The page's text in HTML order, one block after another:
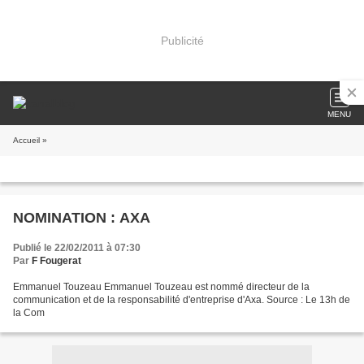
Publicité
MENU
Accueil »
NOMINATION : AXA
Publié le 22/02/2011 à 07:30
Par F Fougerat
Emmanuel Touzeau Emmanuel Touzeau est nommé directeur de la
communication et de la responsabilité d'entreprise d'Axa. Source : Le 13h de
la Com